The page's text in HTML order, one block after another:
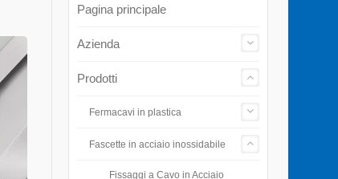
Pagina principale
Azienda
Prodotti
Fermacavi in plastica
Fascette in acciaio inossidabile
Fissaggi a Cavo in Acciaio